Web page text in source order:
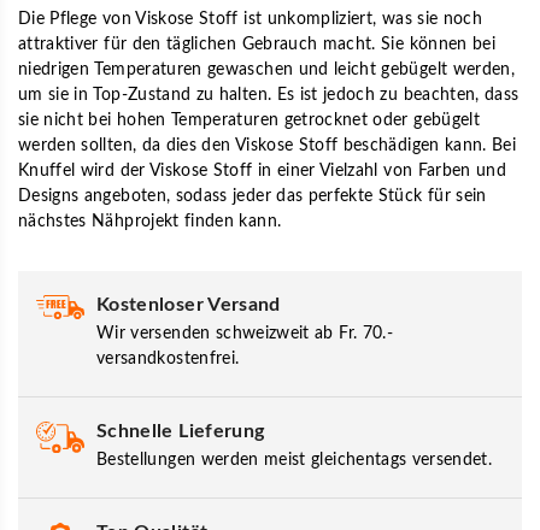
Die Pflege von Viskose Stoff ist unkompliziert, was sie noch
attraktiver für den täglichen Gebrauch macht. Sie können bei
niedrigen Temperaturen gewaschen und leicht gebügelt werden,
um sie in Top-Zustand zu halten. Es ist jedoch zu beachten, dass
sie nicht bei hohen Temperaturen getrocknet oder gebügelt
werden sollten, da dies den Viskose Stoff beschädigen kann. Bei
Knuffel wird der Viskose Stoff in einer Vielzahl von Farben und
Designs angeboten, sodass jeder das perfekte Stück für sein
nächstes Nähprojekt finden kann.
Kostenloser Versand
Wir versenden schweizweit ab Fr. 70.-
versandkostenfrei.
Schnelle Lieferung
Bestellungen werden meist gleichentags versendet.